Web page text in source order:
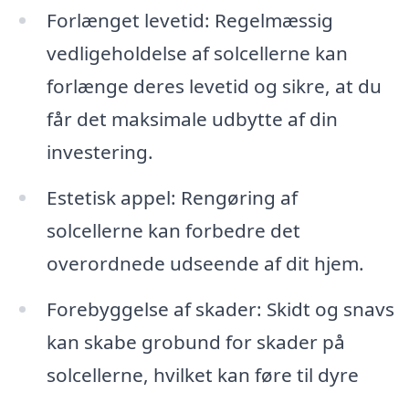
Forlænget levetid: Regelmæssig
vedligeholdelse af solcellerne kan
forlænge deres levetid og sikre, at du
får det maksimale udbytte af din
investering.
Estetisk appel: Rengøring af
solcellerne kan forbedre det
overordnede udseende af dit hjem.
Forebyggelse af skader: Skidt og snavs
kan skabe grobund for skader på
solcellerne, hvilket kan føre til dyre